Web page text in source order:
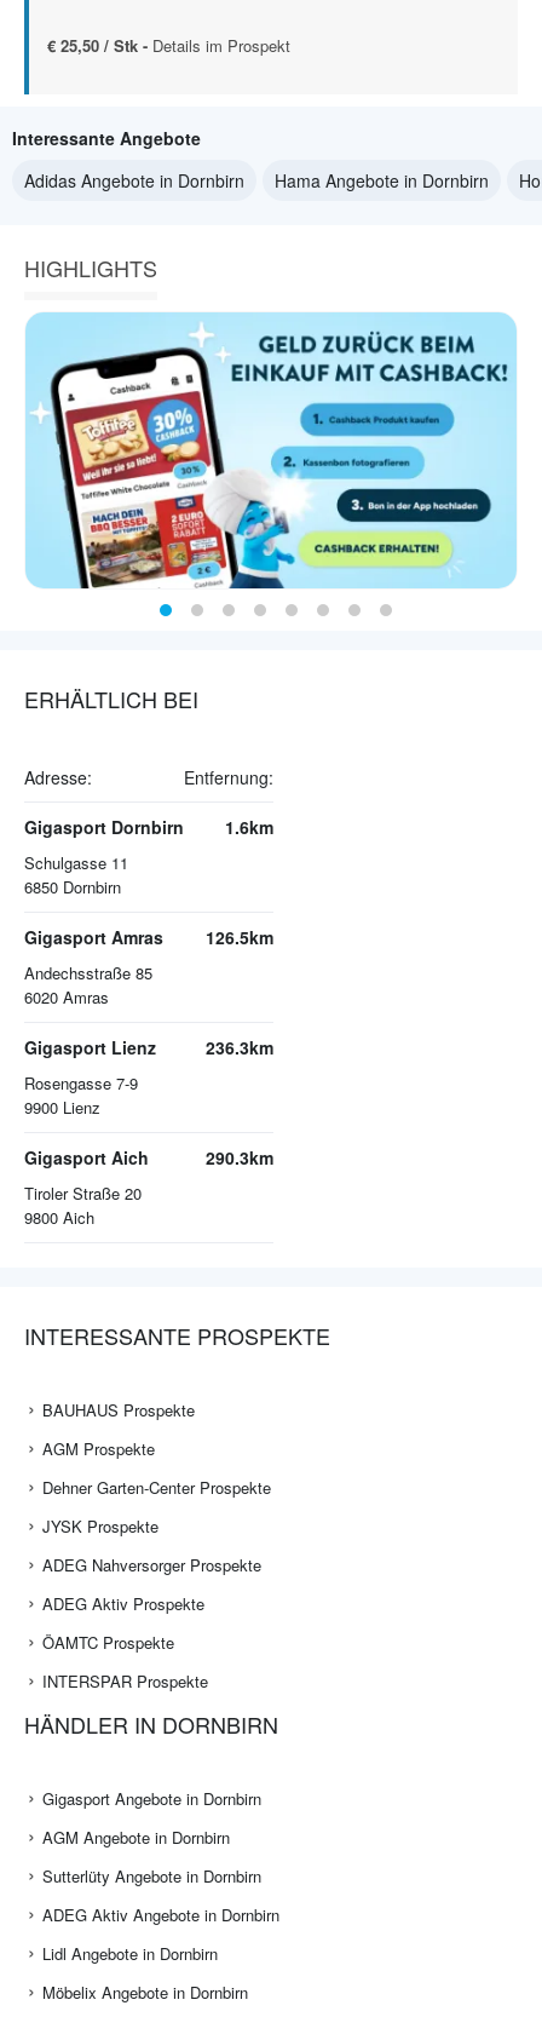
€ 25,50 / Stk - Details im Prospekt
Interessante Angebote
Adidas Angebote in Dornbirn
Hama Angebote in Dornbirn
HIGHLIGHTS
ERHÄLTLICH BEI
Adresse: Entfernung:
Gigasport Dornbirn
Schulgasse 11
6850 Dornbirn
1.6km
Gigasport Amras
Andechsstraße 85
6020 Amras
126.5km
Gigasport Lienz
Rosengasse 7-9
9900 Lienz
236.3km
Gigasport Aich
Tiroler Straße 20
9800 Aich
290.3km
INTERESSANTE PROSPEKTE
BAUHAUS Prospekte
AGM Prospekte
Dehner Garten-Center Prospekte
JYSK Prospekte
ADEG Nahversorger Prospekte
ADEG Aktiv Prospekte
ÖAMTC Prospekte
INTERSPAR Prospekte
HÄNDLER IN DORNBIRN
Gigasport Angebote in Dornbirn
AGM Angebote in Dornbirn
Sutterlüty Angebote in Dornbirn
ADEG Aktiv Angebote in Dornbirn
Lidl Angebote in Dornbirn
Möbelix Angebote in Dornbirn